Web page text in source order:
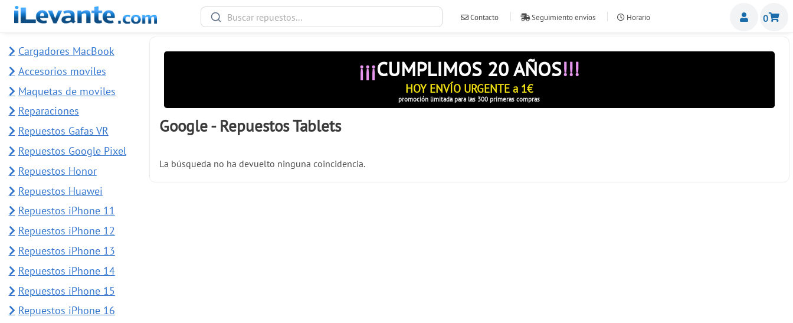
Contacto Seguimiento envíos Horario
ventas@ilevante.com
0
¡¡¡CUMPLIMOS 20 AÑOS!!!
HOY ENVÍO URGENTE a 1€
promoción limitada para las 300 primeras compras
Google - Repuestos Tablets
La búsqueda no ha devuelto ninguna coincidencia.
Cargadores MacBook
Accesorios moviles
Maquetas de moviles
Reparaciones
Repuestos Gafas VR
Repuestos Google Pixel
Repuestos Honor
Repuestos Huawei
Repuestos iPhone 11
Repuestos iPhone 12
Repuestos iPhone 13
Repuestos iPhone 14
Repuestos iPhone 15
Repuestos iPhone 16